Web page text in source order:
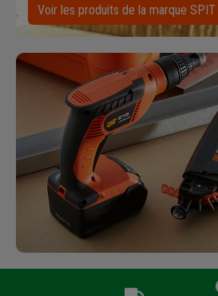
Voir les produits de la marque